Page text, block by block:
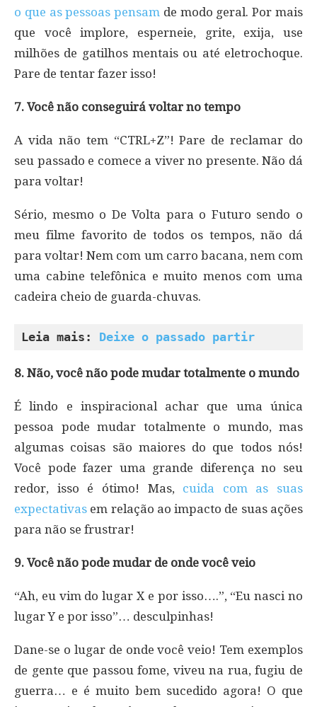
o que as pessoas pensam de modo geral. Por mais
que você implore, esperneie, grite, exija, use
milhões de gatilhos mentais ou até eletrochoque.
Pare de tentar fazer isso!
7. Você não conseguirá voltar no tempo
A vida não tem “CTRL+Z”! Pare de reclamar do
seu passado e comece a viver no presente. Não dá
para voltar!
Sério, mesmo o De Volta para o Futuro sendo o
meu filme favorito de todos os tempos, não dá
para voltar! Nem com um carro bacana, nem com
uma cabine telefônica e muito menos com uma
cadeira cheio de guarda-chuvas.
Leia mais: Deixe o passado partir
8. Não, você não pode mudar totalmente o mundo
É lindo e inspiracional achar que uma única
pessoa pode mudar totalmente o mundo, mas
algumas coisas são maiores do que todos nós!
Você pode fazer uma grande diferença no seu
redor, isso é ótimo! Mas, cuida com as suas
expectativas em relação ao impacto de suas ações
para não se frustrar!
9. Você não pode mudar de onde você veio
“Ah, eu vim do lugar X e por isso….”, “Eu nasci no
lugar Y e por isso”… desculpinhas!
Dane-se o lugar de onde você veio! Tem exemplos
de gente que passou fome, viveu na rua, fugiu de
guerra… e é muito bem sucedido agora! O que